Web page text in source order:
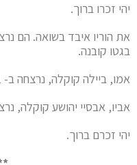
יהי זכרו ברוך.
את הוריו איבד בשואה. הם
בגטו קובנה.
אמו, ביילה קוקלה, נרצחה ב- 28.10.1941
אביו, אבסיי יהושע קוקלה, נרצח ב-
יהי זכרם ברוך.